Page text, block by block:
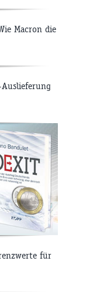
Macron die
Auslieferung
für